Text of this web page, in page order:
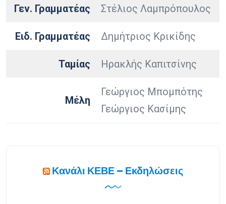
Γεν. Γραμματέας Στέλιος Λαμπρόπουλος
Ειδ. Γραμματέας Δημήτριος Κρικίδης
Ταμίας Ηρακλής Καπιτσίνης
Μέλη
Γεώργιος Μπομπότης
Γεώργιος Κασίμης
Κανάλι ΚΕΒΕ – Εκδηλώσεις